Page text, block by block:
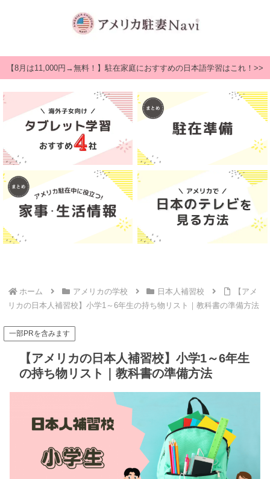
【8月は11,000円→無料！】駐在家庭におすすめの日本語学習はこれ！>>
ホーム アメリカの学校 日本人補習校
【アメ
リカの日本人補習校】小学1～6年生の持ち物リスト｜教科書の準備方法
一部PRを含みます
【アメリカの日本人補習校】小学1～6年生
の持ち物リスト｜教科書の準備方法